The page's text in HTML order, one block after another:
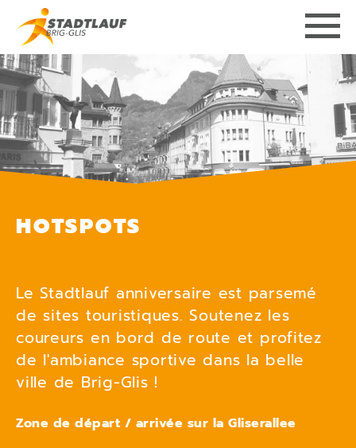
HOTSPOTS
Le Stadtlauf anniversaire est parsemé
de sites touristiques. Soutenez les
coureurs en bord de route et profitez
de l'ambiance sportive dans la belle
ville de Brig-Glis !
Zone de départ / arrivée sur la Gliserallee